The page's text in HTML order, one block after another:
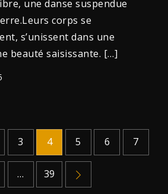
une danse suspendue
corps se
s’unissent dans une
beauté saisissante. […]
3 4 5 6 7
… 39